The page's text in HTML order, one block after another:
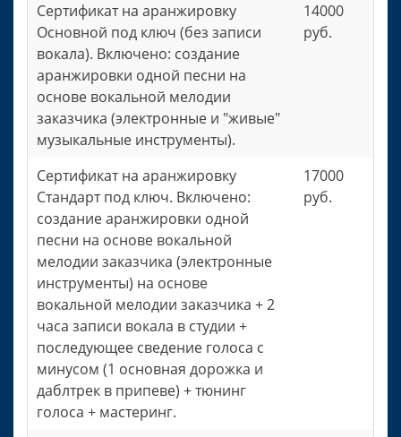
Сертификат на аранжировку
Основной под ключ (без записи
вокала). Включено: создание
аранжировки одной песни на
основе вокальной мелодии
заказчика (электронные и "живые"
музыкальные инструменты).
14000
руб.
Сертификат на аранжировку
Стандарт под ключ. Включено:
создание аранжировки одной
песни на основе вокальной
мелодии заказчика (электронные
инструменты) на основе
вокальной мелодии заказчика + 2
часа записи вокала в студии +
последующее сведение голоса с
минусом (1 основная дорожка и
даблтрек в припеве) + тюнинг
голоса + мастеринг.
17000
руб.